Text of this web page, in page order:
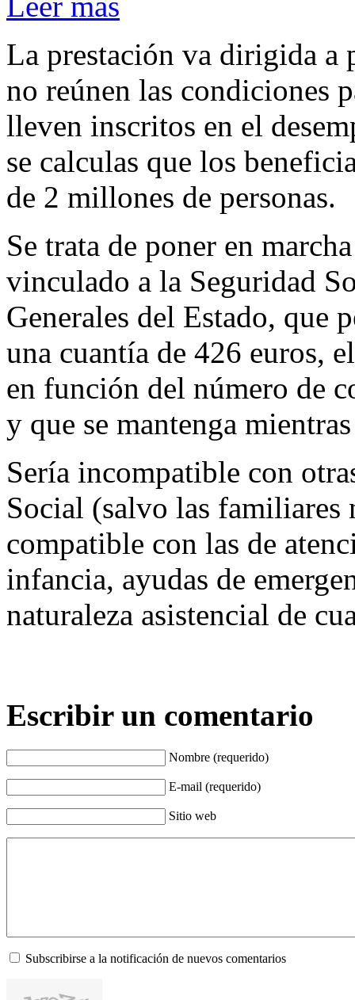
La prestación va dirigida a
no reúnen las condiciones
lleven inscritos en el
se calculas que los
de 2 millones de personas.
Se trata de poner en
vinculado a la Seguridad
Generales del Estado, que
una cuantía de 426 euros,
en función del número de
y que se mantenga
Sería incompatible con
Social (salvo las
compatible con las de
infancia, ayudas de
naturaleza asistencial de
Escribir un comentario
Nombre (requerido)
E-mail (requerido)
Sitio web
Subscribirse a la notificación de nuevos comentarios